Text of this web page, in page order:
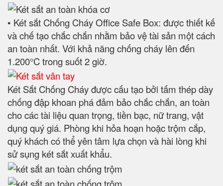
• Két sắt Chống Cháy Office Safe Box: được thiết kế
và chế tạo chắc chắn nhằm bảo vệ tài sản một cách
an toàn nhất. Với khả năng chống cháy lên đến
1.200°C trong suốt 2 giờ.
Két Sắt Chống Cháy được cấu tạo bởi tấm thép dày
chống đập khoan phá đảm bảo chắc chắn, an toàn
cho các tài liệu quan trọng, tiền bạc, nữ trang, vật
dụng quý giá. Phòng khi hỏa hoạn hoặc trộm cắp,
quý khách có thể yên tâm lựa chọn và hài lòng khi
sử sụng két sắt xuất khẩu.